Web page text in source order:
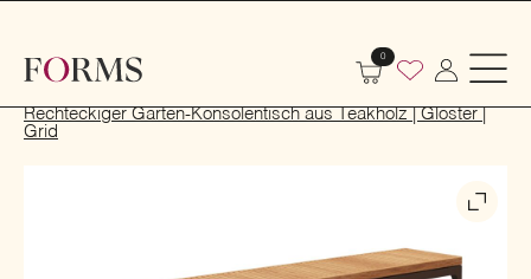
0
Rechteckiger Garten-Konsolentisch aus Teakholz | Gloster |
Grid